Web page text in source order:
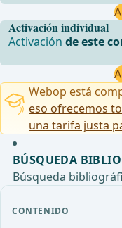
CONTENIDO
Activación individual
Activaciónde este
Webop está
eso ofrecemos
una tarifa justa
BÚSQUEDA
Búsqueda